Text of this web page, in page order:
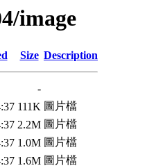
image
Size Description
-
111K 圖片檔
2.2M 圖片檔
1.0M 圖片檔
1.6M 圖片檔